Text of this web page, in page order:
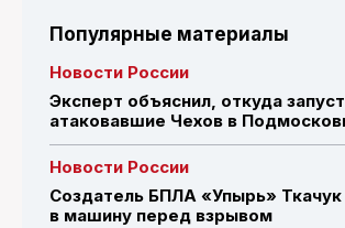
Популярные материалы
Новости России
Эксперт объяснил, откуда
атаковавшие Чехов в
Новости России
Создатель БПЛА «Упырь» Ткачук
в машину перед взрывом